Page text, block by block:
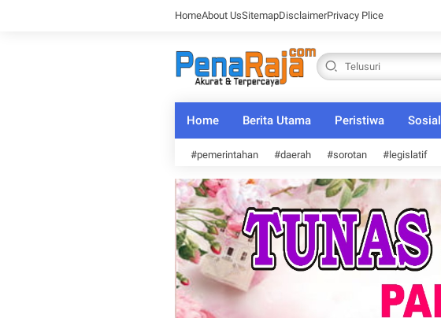
HomeAbout UsSitemapDisclaimerPrivacy Plice
Home Berita Utama Peristiwa Sosial
#pemerintahan #daerah #sorotan #legislatif